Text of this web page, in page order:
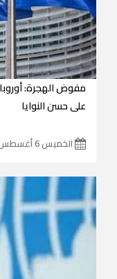
مفوض الهجرة:
على حسن النوايا
الخميس 6 أغسطس 2026 16:48:33